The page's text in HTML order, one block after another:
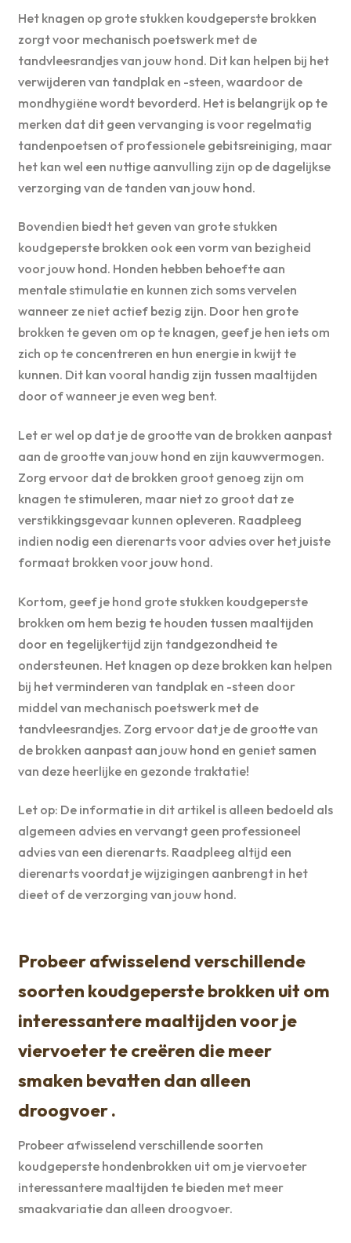
Het knagen op grote stukken koudgeperste brokken
zorgt voor mechanisch poetswerk met de
tandvleesrandjes van jouw hond. Dit kan helpen bij het
verwijderen van tandplak en -steen, waardoor de
mondhygiëne wordt bevorderd. Het is belangrijk op te
merken dat dit geen vervanging is voor regelmatig
tandenpoetsen of professionele gebitsreiniging, maar
het kan wel een nuttige aanvulling zijn op de dagelijkse
verzorging van de tanden van jouw hond.
Bovendien biedt het geven van grote stukken
koudgeperste brokken ook een vorm van bezigheid
voor jouw hond. Honden hebben behoefte aan
mentale stimulatie en kunnen zich soms vervelen
wanneer ze niet actief bezig zijn. Door hen grote
brokken te geven om op te knagen, geef je hen iets om
zich op te concentreren en hun energie in kwijt te
kunnen. Dit kan vooral handig zijn tussen maaltijden
door of wanneer je even weg bent.
Let er wel op dat je de grootte van de brokken aanpast
aan de grootte van jouw hond en zijn kauwvermogen.
Zorg ervoor dat de brokken groot genoeg zijn om
knagen te stimuleren, maar niet zo groot dat ze
verstikkingsgevaar kunnen opleveren. Raadpleeg
indien nodig een dierenarts voor advies over het juiste
formaat brokken voor jouw hond.
Kortom, geef je hond grote stukken koudgeperste
brokken om hem bezig te houden tussen maaltijden
door en tegelijkertijd zijn tandgezondheid te
ondersteunen. Het knagen op deze brokken kan helpen
bij het verminderen van tandplak en -steen door
middel van mechanisch poetswerk met de
tandvleesrandjes. Zorg ervoor dat je de grootte van
de brokken aanpast aan jouw hond en geniet samen
van deze heerlijke en gezonde traktatie!
Let op: De informatie in dit artikel is alleen bedoeld als
algemeen advies en vervangt geen professioneel
advies van een dierenarts. Raadpleeg altijd een
dierenarts voordat je wijzigingen aanbrengt in het
dieet of de verzorging van jouw hond.
Probeer afwisselend verschillende
soorten koudgeperste brokken uit om
interessantere maaltijden voor je
viervoeter te creëren die meer
smaken bevatten dan alleen
droogvoer .
Probeer afwisselend verschillende soorten
koudgeperste hondenbrokken uit om je viervoeter
interessantere maaltijden te bieden met meer
smaakvariatie dan alleen droogvoer.